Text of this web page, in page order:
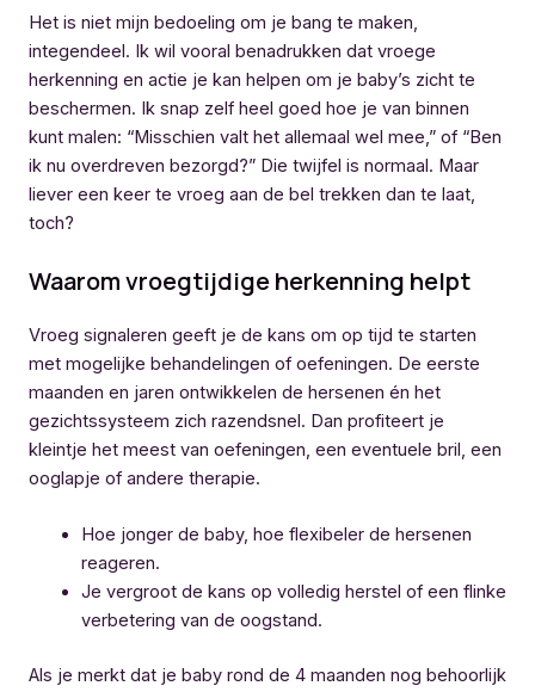
Het is niet mijn bedoeling om je bang te maken,
integendeel. Ik wil vooral benadrukken dat vroege
herkenning en actie je kan helpen om je baby’s zicht te
beschermen. Ik snap zelf heel goed hoe je van binnen
kunt malen: “Misschien valt het allemaal wel mee,” of “Ben
ik nu overdreven bezorgd?” Die twijfel is normaal. Maar
liever een keer te vroeg aan de bel trekken dan te laat,
toch?
Waarom vroegtijdige herkenning helpt
Vroeg signaleren geeft je de kans om op tijd te starten
met mogelijke behandelingen of oefeningen. De eerste
maanden en jaren ontwikkelen de hersenen én het
gezichtssysteem zich razendsnel. Dan profiteert je
kleintje het meest van oefeningen, een eventuele bril, een
ooglapje of andere therapie.
Hoe jonger de baby, hoe flexibeler de hersenen
reageren.
Je vergroot de kans op volledig herstel of een flinke
verbetering van de oogstand.
Als je merkt dat je baby rond de 4 maanden nog behoorlijk